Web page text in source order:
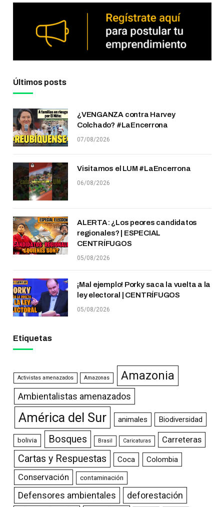
Últimos posts
¿VENGANZA contra Harvey
Colchado? #LaEncerrona
07/08/2026
Visitamos el LUM #LaEncerrona
06/08/2026
ALERTA: ¿Los peores candidatos
regionales? | ESPECIAL
CENTRÍFUGOS
05/08/2026
¡Mal ejemplo! Porky saca la vuelta a la
ley electoral | CENTRÍFUGOS
05/08/2026
Etiquetas
Activistas amenazados Amazonas Amazonia
Ambientalistas amenazados
América del Sur animales Biodiversidad
bolivia Bosques Brasil Caricaturas Carreteras
Cartas y Respuestas Coca Colombia
Conservación contaminación
Defensores ambientales deforestación